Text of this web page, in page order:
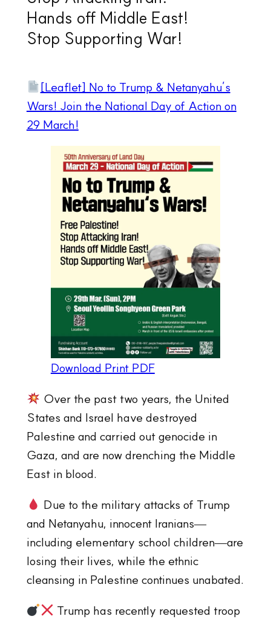
Hands off Middle East!
Stop Supporting War!
[Leaflet] No to Trump & Netanyahu’s
Wars! Join the National Day of Action on
29 March!
Download Print PDF
Over the past two years, the United
States and Israel have destroyed
Palestine and carried out genocide in
Gaza, and are now drenching the Middle
East in blood.
Due to the military attacks of Trump
and Netanyahu, innocent Iranians—
including elementary school children—are
losing their lives, while the ethnic
cleansing in Palestine continues unabated.
Trump has recently requested troop